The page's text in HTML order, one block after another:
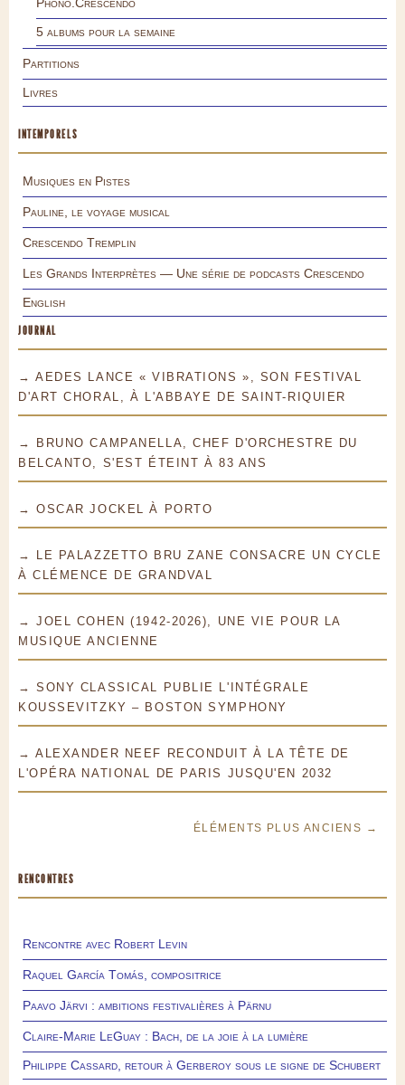
Phono.Crescendo
5 albums pour la semaine
Partitions
Livres
INTEMPORELS
Musiques en Pistes
Pauline, le voyage musical
Crescendo Tremplin
Les Grands Interprètes — Une série de podcasts Crescendo
English
JOURNAL
→ AEDES LANCE « VIBRATIONS », SON FESTIVAL
D'ART CHORAL, À L'ABBAYE DE SAINT-RIQUIER
→ BRUNO CAMPANELLA, CHEF D'ORCHESTRE DU
BELCANTO, S'EST ÉTEINT À 83 ANS
→ OSCAR JOCKEL À PORTO
→ LE PALAZZETTO BRU ZANE CONSACRE UN CYCLE
À CLÉMENCE DE GRANDVAL
→ JOEL COHEN (1942-2026), UNE VIE POUR LA
MUSIQUE ANCIENNE
→ SONY CLASSICAL PUBLIE L'INTÉGRALE
KOUSSEVITZKY – BOSTON SYMPHONY
→ ALEXANDER NEEF RECONDUIT À LA TÊTE DE
L'OPÉRA NATIONAL DE PARIS JUSQU'EN 2032
ÉLÉMENTS PLUS ANCIENS →
RENCONTRES
Rencontre avec Robert Levin
Raquel García Tomás, compositrice
Paavo Järvi : ambitions festivalières à Pärnu
Claire-Marie LeGuay : Bach, de la joie à la lumière
Philippe Cassard, retour à Gerberoy sous le signe de Schubert